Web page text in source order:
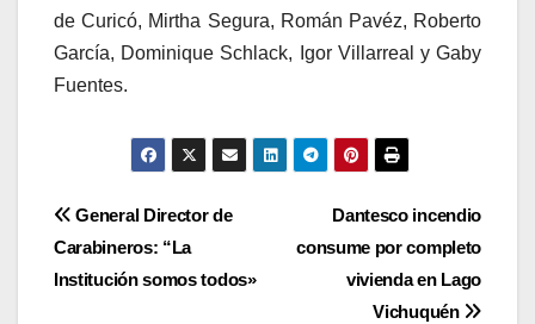
de Curicó, Mirtha Segura, Román Pavéz, Roberto
García, Dominique Schlack, Igor Villarreal y Gaby
Fuentes.
Navegación
de
Dantesco incendio
consume por completo
vivienda en Lago
Vichuquén
General Director de
Carabineros: “La
Institución somos todos»